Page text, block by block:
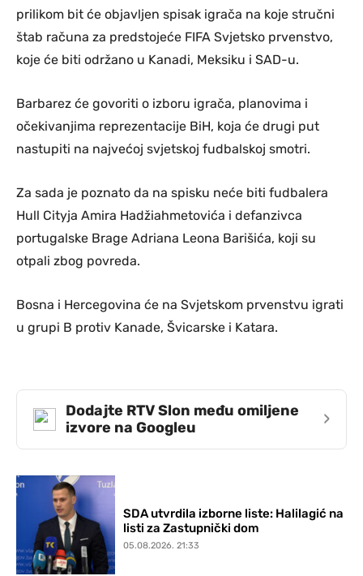
prilikom bit će objavljen spisak igrača na koje stručni
štab računa za predstojeće FIFA Svjetsko prvenstvo,
koje će biti održano u Kanadi, Meksiku i SAD-u.
Barbarez će govoriti o izboru igrača, planovima i
očekivanjima reprezentacije BiH, koja će drugi put
nastupiti na najvećoj svjetskoj fudbalskoj smotri.
Za sada je poznato da na spisku neće biti fudbalera
Hull Cityja Amira Hadžiahmetovića i defanzivca
portugalske Brage Adriana Leona Barišića, koji su
otpali zbog povreda.
Bosna i Hercegovina će na Svjetskom prvenstvu igrati
u grupi B protiv Kanade, Švicarske i Katara.
Dodajte RTV Slon među omiljene
izvore na Googleu
›
SDA utvrdila izborne liste: Halilagić na
listi za Zastupnički dom
05.08.2026. 21:33